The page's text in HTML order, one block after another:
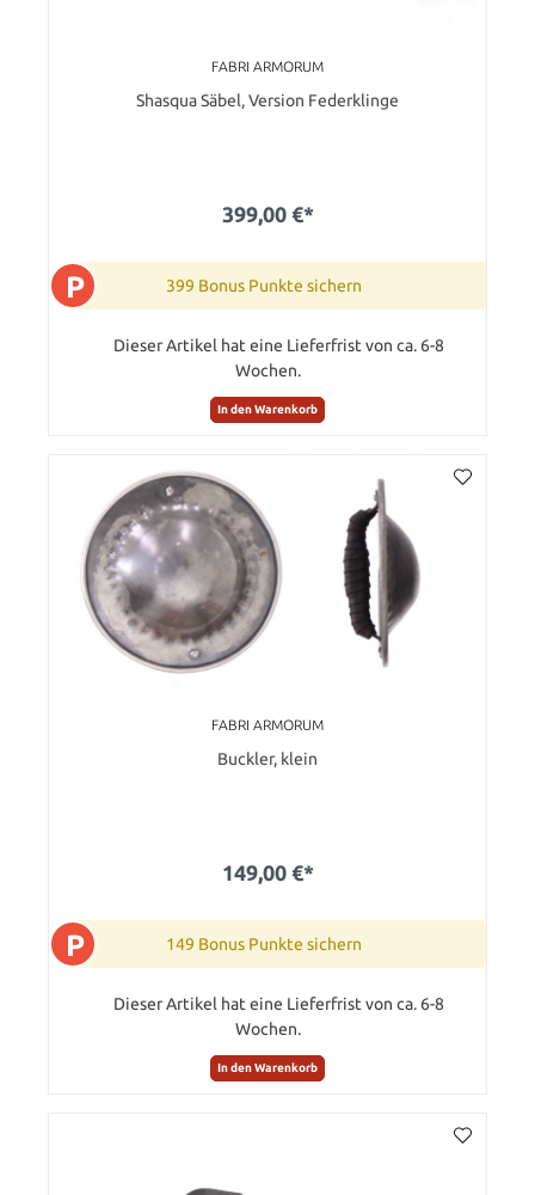
FABRI ARMORUM
Shasqua Säbel, Version Federklinge
399,00 €*
P 399 Bonus Punkte sichern
Dieser Artikel hat eine Lieferfrist von ca. 6-8
Wochen.
In den Warenkorb
FABRI ARMORUM
Buckler, klein
149,00 €*
P 149 Bonus Punkte sichern
Dieser Artikel hat eine Lieferfrist von ca. 6-8
Wochen.
In den Warenkorb